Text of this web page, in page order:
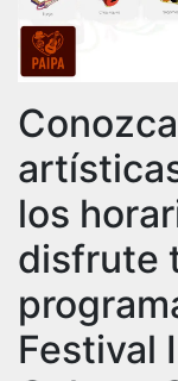
los
disfrute
Festival